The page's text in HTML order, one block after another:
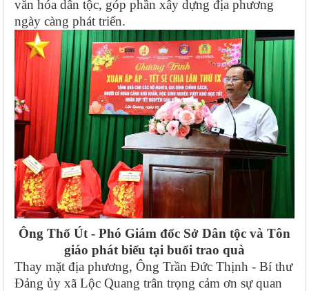
văn hóa dân tộc, góp phần xây dựng địa phương
ngày càng phát triển.
Ông Thổ Út - Phó Giám đốc Sở Dân tộc và Tôn
giáo phát biểu tại buổi trao quà
Thay mặt địa phương, Ông Trần Đức Thịnh - Bí thư
Đảng ủy xã Lộc Quang trân trọng cảm ơn sự quan